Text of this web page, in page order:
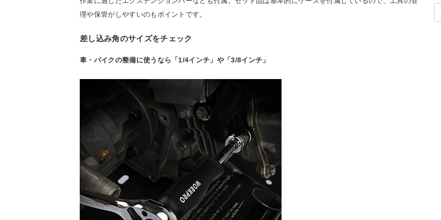
理や保管がしやすいのもポイントです。
差し込み角のサイズをチェック
車・バイクの整備に使うなら「1/4インチ」や「3/8インチ」